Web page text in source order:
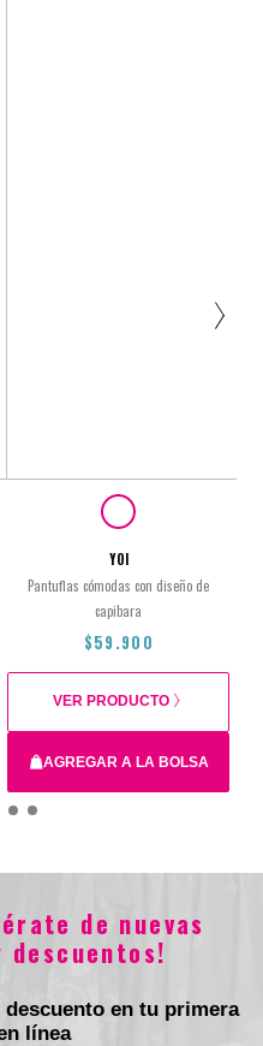
Total
YOI
Pantuflas cómodas con diseño de
capibara
$59.900
AGREGAR A LA BOLSA
VER PRODUCTO
de nuevas
descuentos!
descuento en tu primera
línea